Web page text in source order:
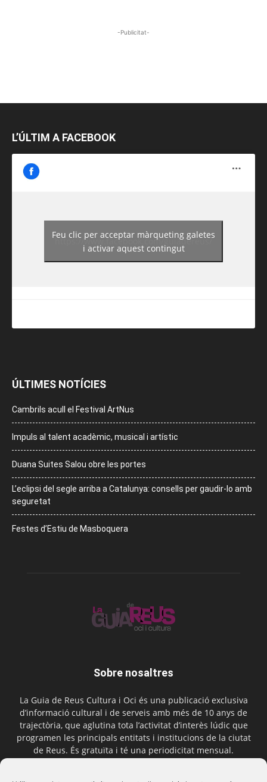
-Publicitat-
L’ÚLTIM A FACEBOOK
https://www.facebook.com/guiadereus/
Feu clic per acceptar màrqueting galetes
i activar aquest contingut
ÚLTIMES NOTÍCIES
Cambrils acull el Festival ArtNus
Impuls al talent acadèmic, musical i artístic
Duana Suites Salou obre les portes
L’eclipsi del segle arriba a Catalunya: consells per gaudir-lo amb
seguretat
Festes d’Estiu de Masboquera
Sobre nosaltres
La Guia de Reus Cultura i Oci és una publicació exclusiva
d’informació cultural i de serveis amb més de 10 anys de
trajectòria, que aglutina tota l’activitat d’interès lúdic que
programen les principals entitats i institucions de la ciutat
de Reus. És gratuïta i té una periodicitat mensual.